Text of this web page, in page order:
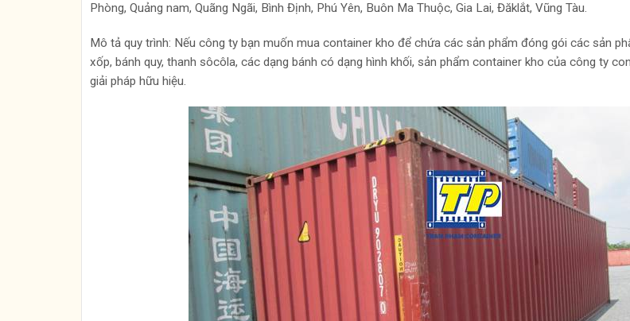
Phòng, Quảng nam, Quãng Ngãi, Bình Định, Phú Yên, Buôn Ma Thuộc, Gia Lai, Đăklắt, Vũng Tàu.
Mô tả quy trình: Nếu công ty bạn muốn mua container kho để chứa các sản phẩm đóng gói các sản
xốp, bánh quy, thanh sôcôla, các dạng bánh có dạng hình khối, sản phẩm container kho của công ty
giải pháp hữu hiệu.